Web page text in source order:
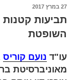
פורסם
27 במרץ 2017
תביעות
השופטת
עו"ד נועם קוריס
מאוניברסיטת